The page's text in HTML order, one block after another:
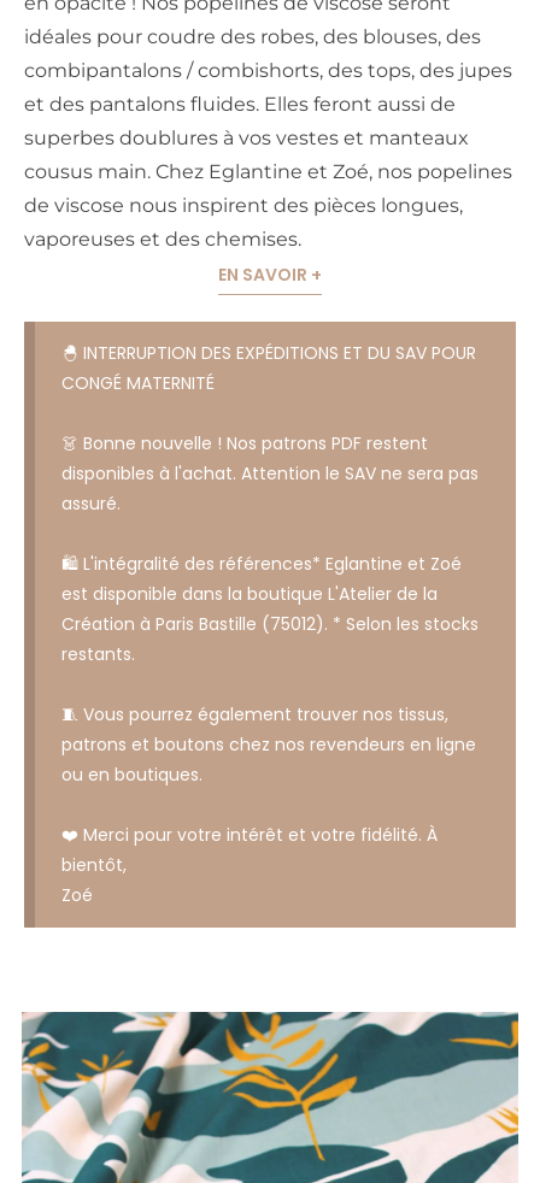
idéales pour coudre des robes, des blouses, des
combipantalons / combishorts, des tops, des jupes
et des pantalons fluides. Elles feront aussi de
superbes doublures à vos vestes et manteaux
cousus main. Chez Eglantine et Zoé, nos popelines
de viscose nous inspirent des pièces longues,
vaporeuses et des chemises.
EN SAVOIR +
🐣 INTERRUPTION DES EXPÉDITIONS ET DU SAV POUR
CONGÉ MATERNITÉ
👗 Bonne nouvelle ! Nos patrons PDF restent
disponibles à l'achat. Attention le SAV ne sera pas
assuré.
🛍️ L'intégralité des références* Eglantine et Zoé
est disponible dans la boutique L'Atelier de la
Création à Paris Bastille (75012). * Selon les stocks
restants.
🧵 Vous pourrez également trouver nos tissus,
patrons et boutons chez nos revendeurs en ligne
ou en boutiques.
❤️ Merci pour votre intérêt et votre fidélité. À
bientôt,
Zoé